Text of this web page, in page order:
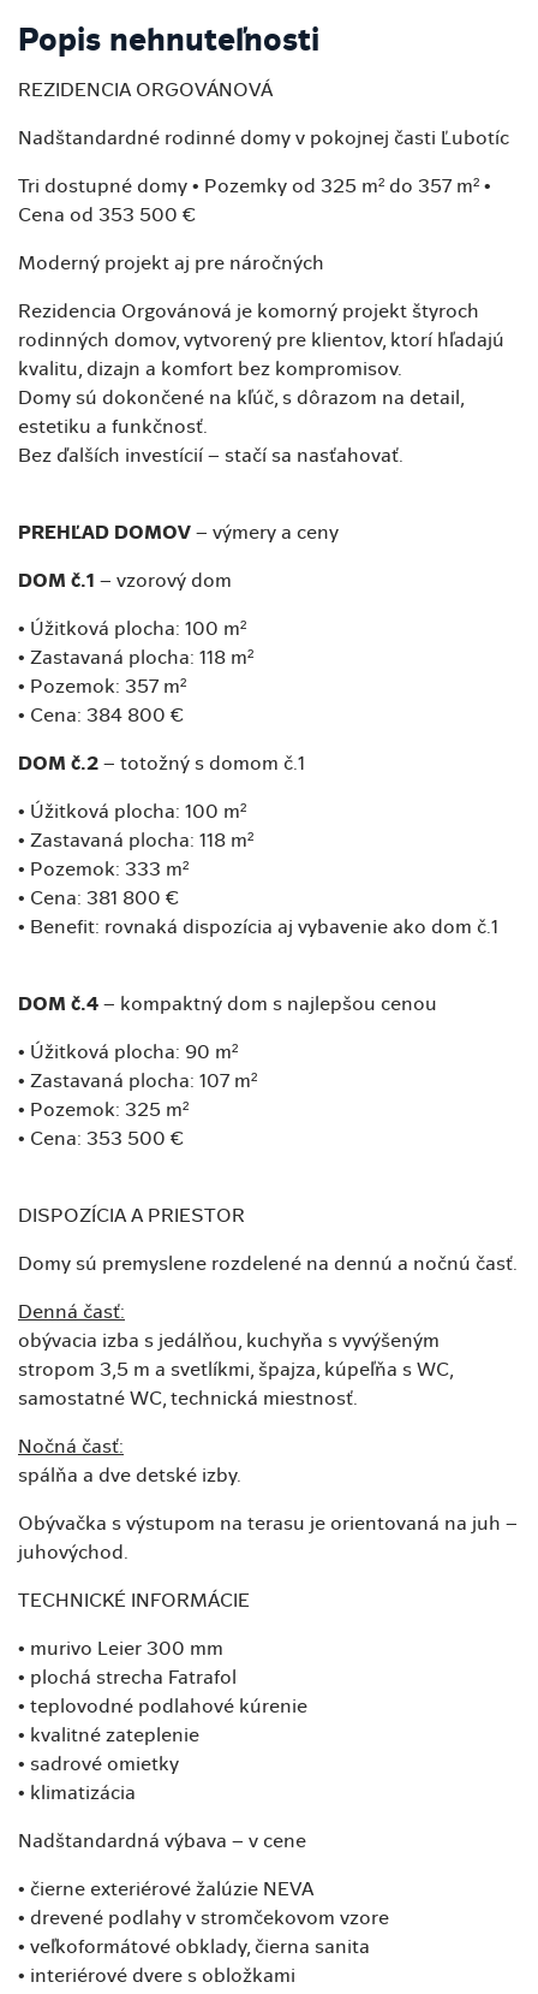
Popis nehnuteľnosti
REZIDENCIA ORGOVÁNOVÁ
Nadštandardné rodinné domy v pokojnej časti Ľubotíc
Tri dostupné domy • Pozemky od 325 m² do 357 m² •
Cena od 353 500 €
Moderný projekt aj pre náročných
Rezidencia Orgovánová je komorný projekt štyroch
rodinných domov, vytvorený pre klientov, ktorí hľadajú
kvalitu, dizajn a komfort bez kompromisov.
Domy sú dokončené na kľúč, s dôrazom na detail,
estetiku a funkčnosť.
Bez ďalších investícií – stačí sa nasťahovať.
PREHĽAD DOMOV – výmery a ceny
DOM č.1 – vzorový dom
• Úžitková plocha: 100 m²
• Zastavaná plocha: 118 m²
• Pozemok: 357 m²
• Cena: 384 800 €
DOM č.2 – totožný s domom č.1
• Úžitková plocha: 100 m²
• Zastavaná plocha: 118 m²
• Pozemok: 333 m²
• Cena: 381 800 €
• Benefit: rovnaká dispozícia aj vybavenie ako dom č.1
DOM č.4 – kompaktný dom s najlepšou cenou
• Úžitková plocha: 90 m²
• Zastavaná plocha: 107 m²
• Pozemok: 325 m²
• Cena: 353 500 €
DISPOZÍCIA A PRIESTOR
Domy sú premyslene rozdelené na dennú a nočnú časť.
Denná časť:
obývacia izba s jedálňou, kuchyňa s vyvýšeným
stropom 3,5 m a svetlíkmi, špajza, kúpeľňa s WC,
samostatné WC, technická miestnosť.
Nočná časť:
spálňa a dve detské izby.
Obývačka s výstupom na terasu je orientovaná na juh –
juhovýchod.
TECHNICKÉ INFORMÁCIE
• murivo Leier 300 mm
• plochá strecha Fatrafol
• teplovodné podlahové kúrenie
• kvalitné zateplenie
• sadrové omietky
• klimatizácia
Nadštandardná výbava – v cene
• čierne exteriérové žalúzie NEVA
• drevené podlahy v stromčekovom vzore
• veľkoformátové obklady, čierna sanita
• interiérové dvere s obložkami